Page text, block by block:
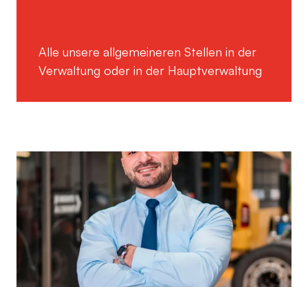
Alle unsere allgemeineren Stellen in der
Verwaltung oder in der Hauptverwaltung